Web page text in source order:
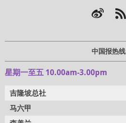
中国报热线
星期一至五 10.00am-3.00pm
吉隆坡总社
马六甲